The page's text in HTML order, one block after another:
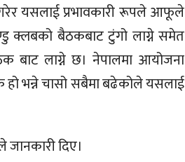
गरेर यसलाई प्रभावकारी रूपले आफूले
क्लबको बैठकबाट टुंगो लाग्ने समेत
बाट लाग्ने छ। नेपालमा आयोजना
भन्ने चासो सबैमा बढेकोले यसलाई
दिए।